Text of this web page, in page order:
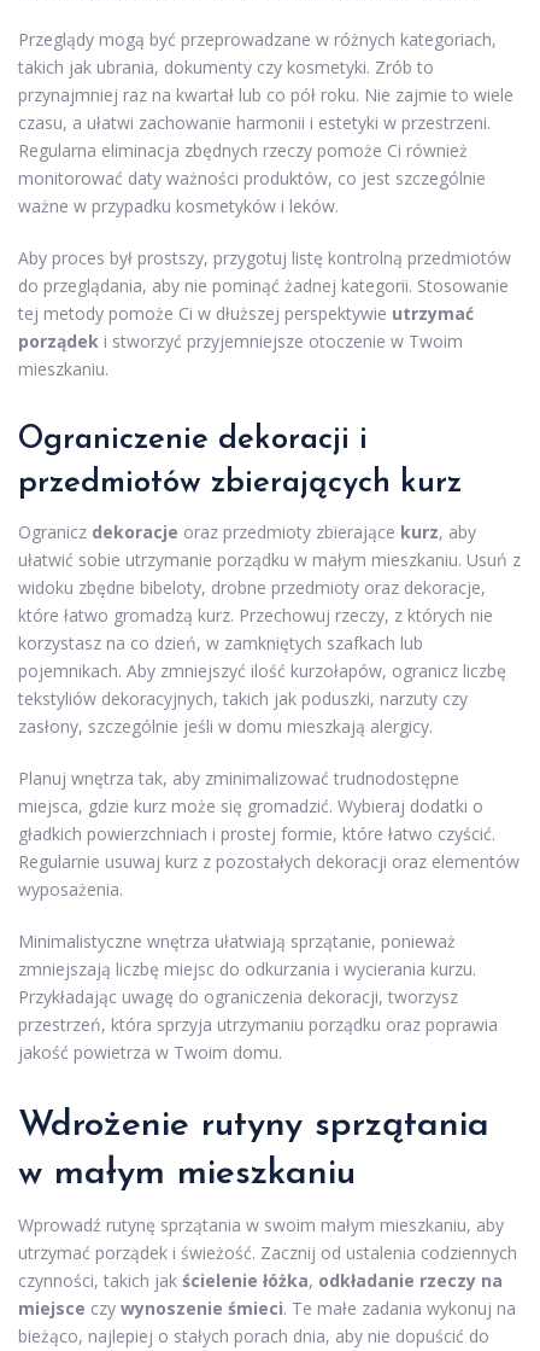
Przeglądy mogą być przeprowadzane w różnych kategoriach,
takich jak ubrania, dokumenty czy kosmetyki. Zrób to
przynajmniej raz na kwartał lub co pół roku. Nie zajmie to wiele
czasu, a ułatwi zachowanie harmonii i estetyki w przestrzeni.
Regularna eliminacja zbędnych rzeczy pomoże Ci również
monitorować daty ważności produktów, co jest szczególnie
ważne w przypadku kosmetyków i leków.
Aby proces był prostszy, przygotuj listę kontrolną przedmiotów
do przeglądania, aby nie pominąć żadnej kategorii. Stosowanie
tej metody pomoże Ci w dłuższej perspektywie utrzymać
porządek i stworzyć przyjemniejsze otoczenie w Twoim
mieszkaniu.
Ograniczenie dekoracji i
przedmiotów zbierających kurz
Ogranicz dekoracje oraz przedmioty zbierające kurz, aby
ułatwić sobie utrzymanie porządku w małym mieszkaniu. Usuń z
widoku zbędne bibeloty, drobne przedmioty oraz dekoracje,
które łatwo gromadzą kurz. Przechowuj rzeczy, z których nie
korzystasz na co dzień, w zamkniętych szafkach lub
pojemnikach. Aby zmniejszyć ilość kurzołapów, ogranicz liczbę
tekstyliów dekoracyjnych, takich jak poduszki, narzuty czy
zasłony, szczególnie jeśli w domu mieszkają alergicy.
Planuj wnętrza tak, aby zminimalizować trudnodostępne
miejsca, gdzie kurz może się gromadzić. Wybieraj dodatki o
gładkich powierzchniach i prostej formie, które łatwo czyścić.
Regularnie usuwaj kurz z pozostałych dekoracji oraz elementów
wyposażenia.
Minimalistyczne wnętrza ułatwiają sprzątanie, ponieważ
zmniejszają liczbę miejsc do odkurzania i wycierania kurzu.
Przykładając uwagę do ograniczenia dekoracji, tworzysz
przestrzeń, która sprzyja utrzymaniu porządku oraz poprawia
jakość powietrza w Twoim domu.
Wdrożenie rutyny sprzątania
w małym mieszkaniu
Wprowadź rutynę sprzątania w swoim małym mieszkaniu, aby
utrzymać porządek i świeżość. Zacznij od ustalenia codziennych
czynności, takich jak ścielenie łóżka, odkładanie rzeczy na
miejsce czy wynoszenie śmieci. Te małe zadania wykonuj na
bieżąco, najlepiej o stałych porach dnia, aby nie dopuścić do